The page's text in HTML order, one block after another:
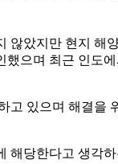
않았지만 현지 해
했으며 최근 인도
고 있으며 해결을
해당한다고 생각